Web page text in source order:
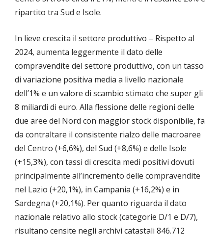
ripartito tra Sud e Isole.
In lieve crescita il settore produttivo – Rispetto al
2024, aumenta leggermente il dato delle
compravendite del settore produttivo, con un tasso
di variazione positiva media a livello nazionale
dell’1% e un valore di scambio stimato che super gli
8 miliardi di euro. Alla flessione delle regioni delle
due aree del Nord con maggior stock disponibile, fa
da contraltare il consistente rialzo delle macroaree
del Centro (+6,6%), del Sud (+8,6%) e delle Isole
(+15,3%), con tassi di crescita medi positivi dovuti
principalmente all’incremento delle compravendite
nel Lazio (+20,1%), in Campania (+16,2%) e in
Sardegna (+20,1%). Per quanto riguarda il dato
nazionale relativo allo stock (categorie D/1 e D/7),
risultano censite negli archivi catastali 846.712